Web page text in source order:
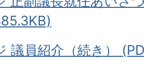
議員紹介（続き）